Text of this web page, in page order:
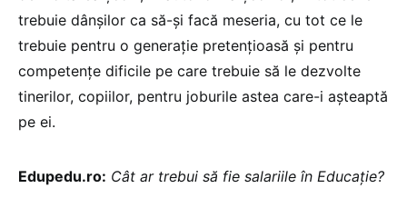
trebuie dânșilor ca să-și facă meseria, cu tot ce le
trebuie pentru o generație pretențioasă și pentru
competențe dificile pe care trebuie să le dezvolte
tinerilor, copiilor, pentru joburile astea care-i așteaptă
pe ei.
Edupedu.ro: Cât ar trebui să fie salariile în Educație?